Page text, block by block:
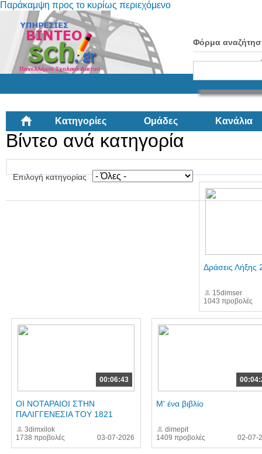
Παράκαμψη προς το κυρίως περιεχόμενο
Φόρμα
Κατηγορίες Ομάδες Κανάλια
Βίντεο ανά κατηγορία
Επιλογή κατηγορίας
1043 προβολές
Δράσεις Λήξης
15dimser
00:06:43
1738 προβολές
ΟΙ ΝΟΤΑΡΑΙΟΙ ΣΤΗΝ
ΠΑΛΙΓΓΕΝΕΣΙΑ ΤΟΥ 1821
3dimxilok
03-07-2026
1409 προβολές
Μ' ένα βιβλίο
dimepit
02-07-